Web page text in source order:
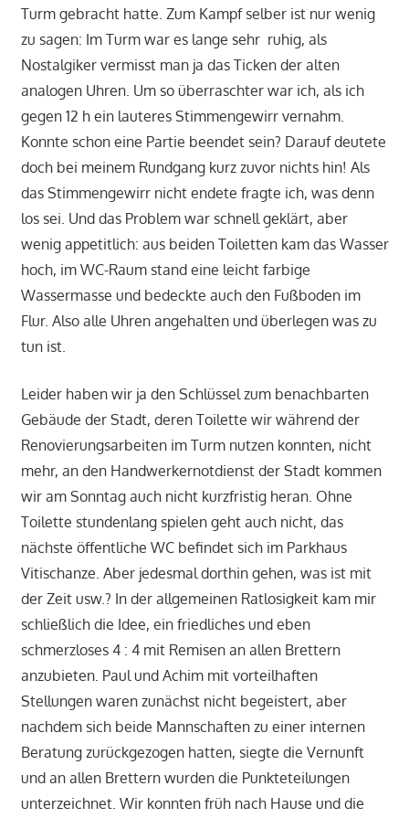
Turm gebracht hatte. Zum Kampf selber ist nur wenig
zu sagen: Im Turm war es lange sehr ruhig, als
Nostalgiker vermisst man ja das Ticken der alten
analogen Uhren. Um so überraschter war ich, als ich
gegen 12 h ein lauteres Stimmengewirr vernahm.
Konnte schon eine Partie beendet sein? Darauf deutete
doch bei meinem Rundgang kurz zuvor nichts hin! Als
das Stimmengewirr nicht endete fragte ich, was denn
los sei. Und das Problem war schnell geklärt, aber
wenig appetitlich: aus beiden Toiletten kam das Wasser
hoch, im WC-Raum stand eine leicht farbige
Wassermasse und bedeckte auch den Fußboden im
Flur. Also alle Uhren angehalten und überlegen was zu
tun ist.
Leider haben wir ja den Schlüssel zum benachbarten
Gebäude der Stadt, deren Toilette wir während der
Renovierungsarbeiten im Turm nutzen konnten, nicht
mehr, an den Handwerkernotdienst der Stadt kommen
wir am Sonntag auch nicht kurzfristig heran. Ohne
Toilette stundenlang spielen geht auch nicht, das
nächste öffentliche WC befindet sich im Parkhaus
Vitischanze. Aber jedesmal dorthin gehen, was ist mit
der Zeit usw.? In der allgemeinen Ratlosigkeit kam mir
schließlich die Idee, ein friedliches und eben
schmerzloses 4 : 4 mit Remisen an allen Brettern
anzubieten. Paul und Achim mit vorteilhaften
Stellungen waren zunächst nicht begeistert, aber
nachdem sich beide Mannschaften zu einer internen
Beratung zurückgezogen hatten, siegte die Vernunft
und an allen Brettern wurden die Punkteteilungen
unterzeichnet. Wir konnten früh nach Hause und die